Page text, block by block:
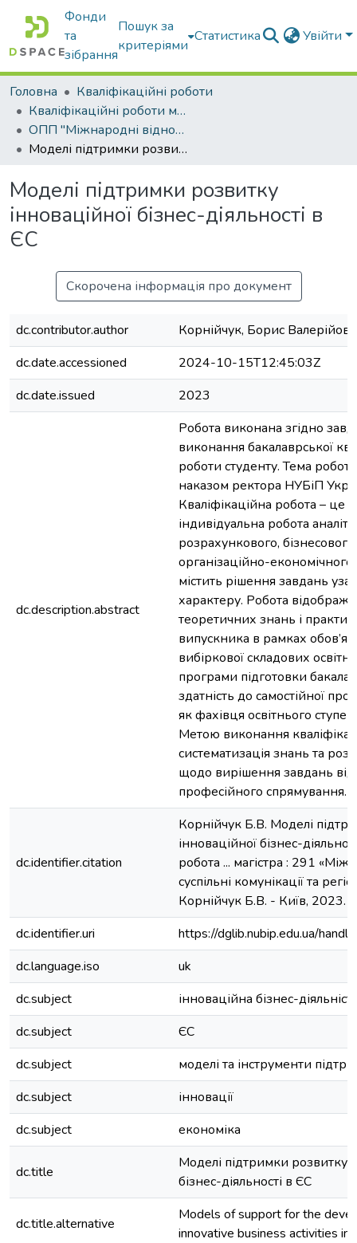
Фонди
та
зібрання
Пошук за
критеріями
Статистика Увійти
Головна
Кваліфікаційні роботи
Кваліфікаційні роботи магістрів
ОПП "Міжнародні відносини, суспільні комунікації та регіональні студії"
Моделі підтримки розвитку інноваційної бізнес-діяльності в ЄС
Моделі підтримки розвитку
інноваційної бізнес-діяльності в
ЄС
Скорочена інформація про документ
dc.contributor.author
Корнійчук, Борис
dc.date.accessioned
2024-10-15T12:45:03Z
dc.date.issued
2023
dc.description.abstract
Робота виконана згідно
виконання бакалаврської
роботи студенту. Тема
наказом ректора НУБіП
Кваліфікаційна робота – це
індивідуальна робота
розрахункового,
організаційно-
містить рішення завдань
характеру. Робота
теоретичних знань і
випускника в рамках
вибіркової складових
програми підготовки
здатність до самостійної
як фахівця освітнього
Метою виконання
систематизація знань та
щодо вирішення завдань
професійного спрямування.
dc.identifier.citation
Корнійчук Б.В. Моделі
інноваційної бізнес-
робота ... магістра : 291
суспільні комунікації та
Корнійчук Б.В. - Київ, 2023.
dc.identifier.uri
https://dglib.nubip.edu.ua/
dc.language.iso
uk
dc.subject
інноваційна бізнес-
dc.subject
ЄС
dc.subject
моделі та інструменти
dc.subject
інновації
dc.subject
економіка
dc.title
Моделі підтримки розвитку
бізнес-діяльності в ЄС
dc.title.alternative
Models of support for the
innovative business activities in